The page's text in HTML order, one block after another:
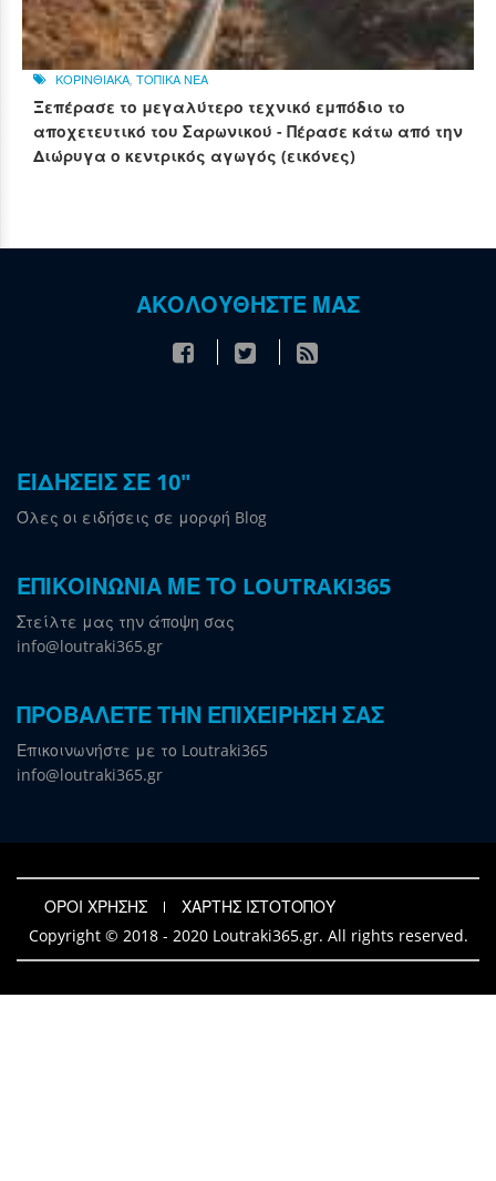
ΚΟΡΙΝΘΙΑΚΑ ΤΟΠΙΚΑ ΝΕΑ
Ξεπέρασε το μεγαλύτερο τεχνικό εμπόδιο το
αποχετευτικό του Σαρωνικού - Πέρασε κάτω από την
Διώρυγα ο κεντρικός αγωγός (εικόνες)
ΑΚΟΛΟΥΘΗΣΤΕ ΜΑΣ
ΕΙΔΗΣΕΙΣ ΣΕ 10"
Όλες οι ειδήσεις σε μορφή Blog
ΕΠΙΚΟΙΝΩΝΙΑ ΜΕ ΤΟ LOUTRAKI365
Στείλτε μας την άποψη σας
info@loutraki365.gr
ΠΡΟΒΑΛΕΤΕ ΤΗΝ ΕΠΙΧΕΙΡΗΣΗ ΣΑΣ
Επικοινωνήστε με το Loutraki365
info@loutraki365.gr
ΟΡΟΙ ΧΡΗΣΗΣ
ΧΑΡΤΗΣ ΙΣΤΟΤΟΠΟΥ
Copyright © 2018 - 2020 Loutraki365.gr. All rights reserved.